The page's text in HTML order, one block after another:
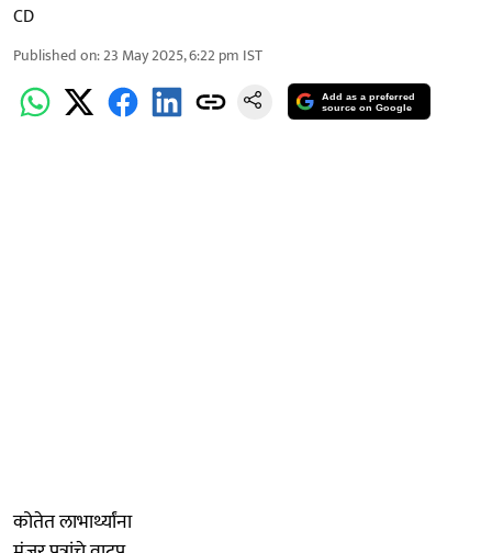
CD
Published on:23 May 2025, 6:22 pm IST
Add as a preferred
source on Google
कोतेत लाभार्थ्यांना